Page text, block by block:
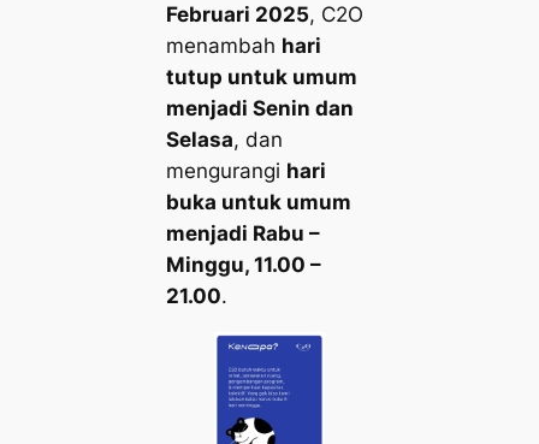
Februari 2025, C2O
menambah hari
tutup untuk umum
menjadi Senin dan
Selasa, dan
mengurangi hari
buka untuk umum
menjadi Rabu –
Minggu, 11.00 –
21.00.